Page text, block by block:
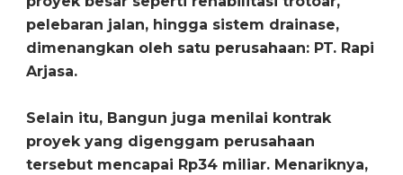
pelebaran jalan, hingga sistem drainase,
dimenangkan oleh satu perusahaan: PT. Rapi
Arjasa.
Selain itu, Bangun juga menilai kontrak
proyek yang digenggam perusahaan
tersebut mencapai Rp34 miliar. Menariknya,